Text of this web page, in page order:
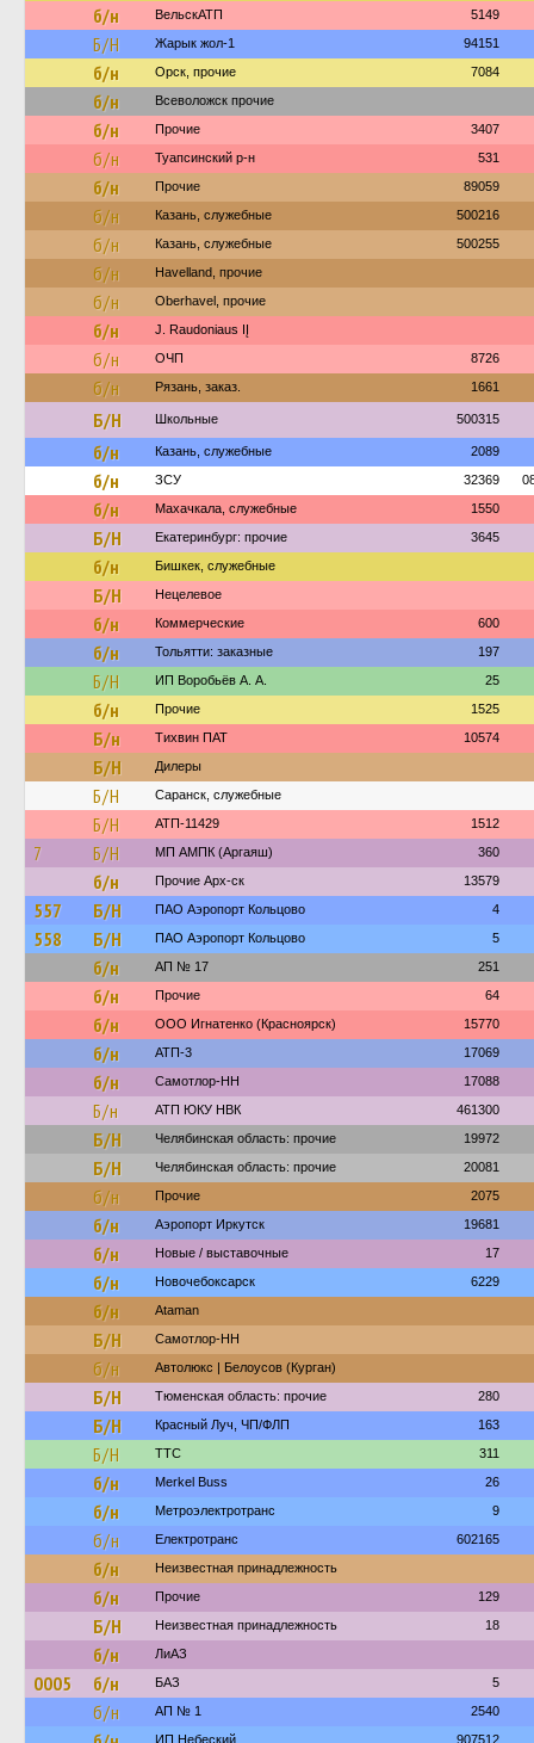
б/н ВельскАТП 5149
Б/Н Жарык жол-1 94151
б/н Орск, прочие 7084
б/н Всеволожск прочие
б/н Прочие 3407
б/н Туапсинский р-н 531
б/н Прочие 89059
б/н Казань, служебные 500216
б/н Казань, служебные 500255
б/н Havelland, прочие
б/н Oberhavel, прочие
б/н J. Raudoniaus IĮ
б/н ОЧП 8726
б/н Рязань, заказ. 1661
Б/Н Школьные 500315
б/н Казань, служебные 2089
б/н ЗСУ 32369
б/н Махачкала, служебные 1550
Б/Н Екатеринбург: прочие 3645
б/н Бишкек, служебные
Б/Н Нецелевое
б/н Коммерческие 600
б/н Тольятти: заказные 197
Б/Н ИП Воробьёв А. А. 25
б/н Прочие 1525
Б/н Тихвин ПАТ 10574
Б/Н Дилеры
Б/Н Саранск, служебные
Б/Н АТП-11429 1512
7 Б/Н МП АМПК (Аргаяш) 360
б/н Прочие Арх-ск 13579
557 Б/Н ПАО Аэропорт Кольцово 4
558 Б/Н ПАО Аэропорт Кольцово 5
б/н АП № 17 251
б/н Прочие 64
б/н ООО Игнатенко (Красноярск) 15770
б/н АТП-3 17069
б/н Самотлор-НН 17088
Б/н АТП ЮКУ НВК 461300
Б/Н Челябинская область: прочие 19972
Б/Н Челябинская область: прочие 20081
б/н Прочие 2075
б/н Аэропорт Иркутск 19681
б/н Новые / выставочные 17
б/н Новочебоксарск 6229
б/н Ataman
Б/Н Самотлор-НН
б/н Автолюкс | Белоусов (Курган)
Б/Н Тюменская область: прочие 280
Б/Н Красный Луч, ЧП/ФЛП 163
Б/Н ТТС 311
б/н Merkel Buss 26
б/н Метроэлектротранс 9
б/н Електротранс 602165
б/н Неизвестная принадлежность
б/н Прочие 129
Б/Н Неизвестная принадлежность 18
б/н ЛиАЗ
0005 б/н БАЗ 5
б/н АП № 1 2540
ИП Небеский 907512